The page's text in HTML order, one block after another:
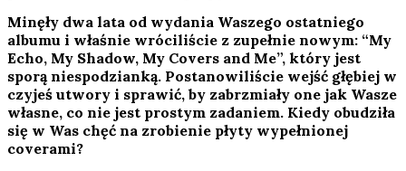
Minęły dwa lata od wydania Waszego ostatniego
albumu i właśnie wróciliście z zupełnie nowym: “My
Echo, My Shadow, My Covers and Me”, który jest
sporą niespodzianką. Postanowiliście wejść głębiej w
czyjeś utwory i sprawić, by zabrzmiały one jak Wasze
własne, co nie jest prostym zadaniem. Kiedy obudziła
się w Was chęć na zrobienie płyty wypełnionej
coverami?